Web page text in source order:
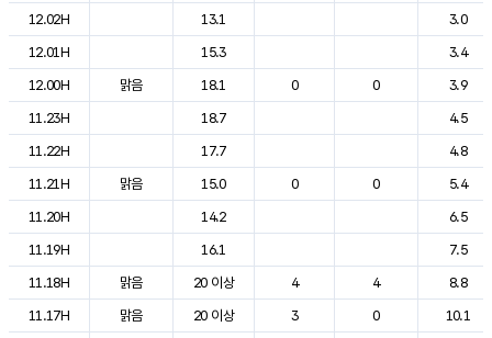
12.02H
13.1
3.0
12.01H
15.3
3.4
12.00H
맑음 18.1 0 0
3.9
11.23H
18.7
4.5
11.22H
17.7
4.8
11.21H
맑음 15.0 0 0
5.4
11.20H
14.2
6.5
11.19H
16.1
7.5
11.18H
맑음 20 이상 4 4
8.8
11.17H
맑음 20 이상 3 0
10.1